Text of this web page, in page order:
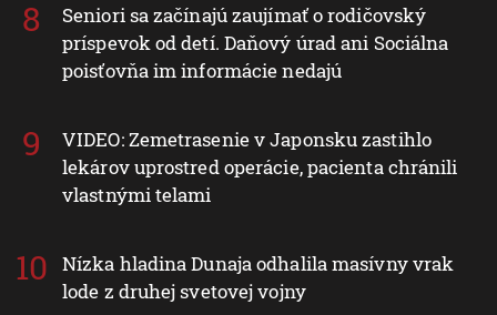
Seniori sa začínajú zaujímať o rodičovský
príspevok od detí. Daňový úrad ani Sociálna
poisťovňa im informácie nedajú
VIDEO: Zemetrasenie v Japonsku zastihlo
lekárov uprostred operácie, pacienta chránili
vlastnými telami
Nízka hladina Dunaja odhalila masívny vrak
lode z druhej svetovej vojny